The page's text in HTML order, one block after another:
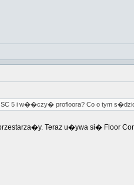
5 i w��czy� profloora? Co o tym
Teraz u�ywa si� Floor